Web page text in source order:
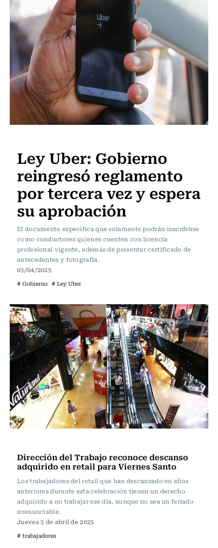
Ley Uber: Gobierno
reingresó reglamento
por tercera vez y espera
su aprobación
El documento especifica que solamente podrán inscribirse
como conductores quienes cuenten con licencia
profesional vigente, además de presentar certificado de
antecedentes y fotografía.
03/04/2025
# Gobierno # Ley Uber
Dirección del Trabajo reconoce descanso
adquirido en retail para Viernes Santo
Los trabajadores del retail que han descansado en años
anteriores durante esta celebración tienen un derecho
adquirido a no trabajar ese día, aunque no sea un feriado
irrenunciable.
Jueves 3 de abril de 2025
# trabajadores